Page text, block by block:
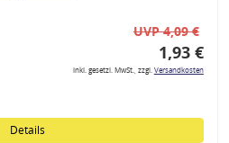
UVP 4,09 €
1,93 €
inkl. gesetzl. MwSt., zzgl.Versandkosten
Details